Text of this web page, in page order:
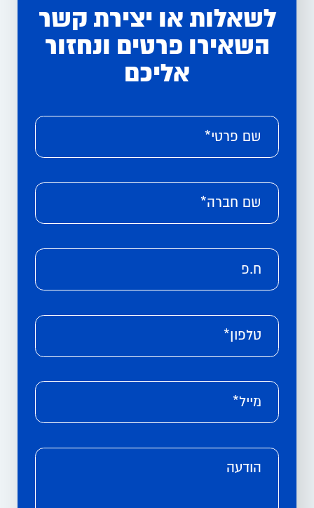
לשאלות או יצירת קשר
השאירו פרטים ונחזור
אליכם
Please leave this field empty.
שם פרטי*
שם חברה*
ח.פ
טלפון*
מייל*
הודעה
Alternative: